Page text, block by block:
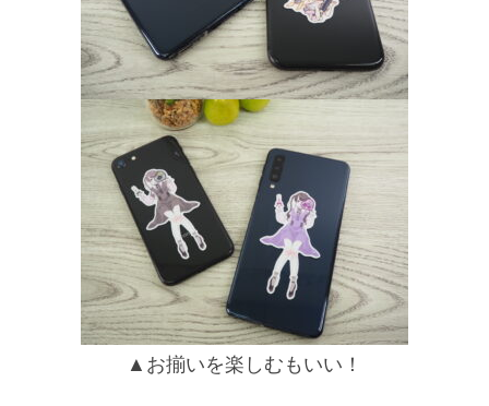
▲お揃いを楽しむもいい！